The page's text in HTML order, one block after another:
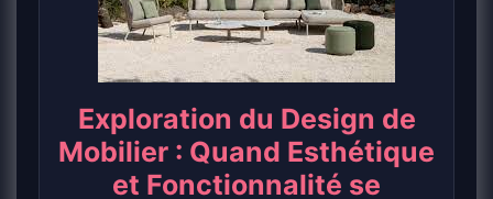
Exploration du Design de
Mobilier : Quand Esthétique
et Fonctionnalité se